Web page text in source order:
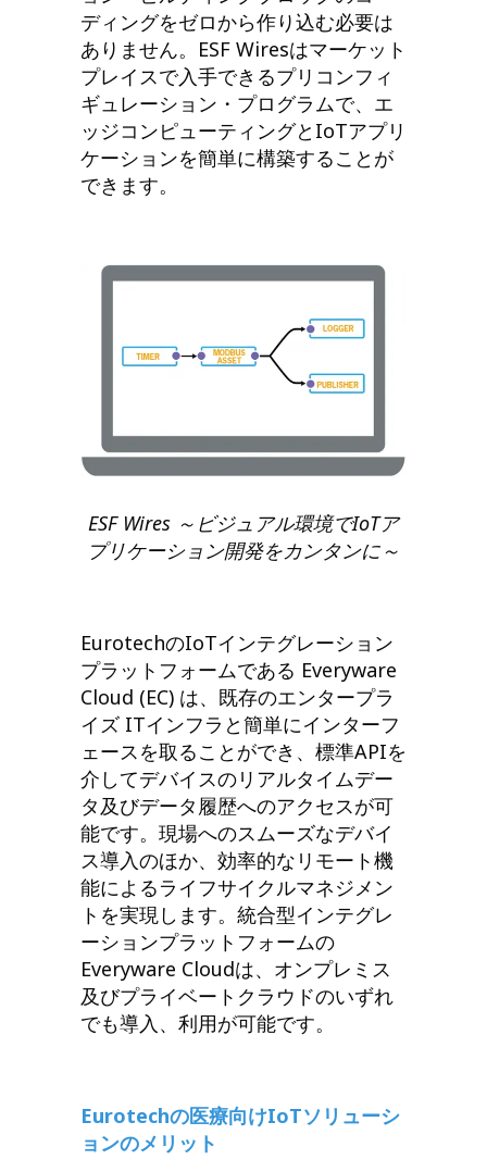
ディングをゼロから作り込む必要は
ありません。ESF Wiresはマーケット
プレイスで入手できるプリコンフィ
ギュレーション・プログラムで、エ
ッジコンピューティングとIoTアプリ
ケーションを簡単に構築することが
できます。
ESF Wires ～ビジュアル環境でIoTア
プリケーション開発をカンタンに～
EurotechのIoTインテグレーション
プラットフォームである Everyware
Cloud (EC) は、既存のエンタープラ
イズ ITインフラと簡単にインターフ
ェースを取ることができ、標準APIを
介してデバイスのリアルタイムデー
タ及びデータ履歴へのアクセスが可
能です。現場へのスムーズなデバイ
ス導入のほか、効率的なリモート機
能によるライフサイクルマネジメン
トを実現します。統合型インテグレ
ーションプラットフォームの
Everyware Cloudは、オンプレミス
及びプライベートクラウドのいずれ
でも導入、利用が可能です。
Eurotechの医療向けIoTソリューシ
ョンのメリット